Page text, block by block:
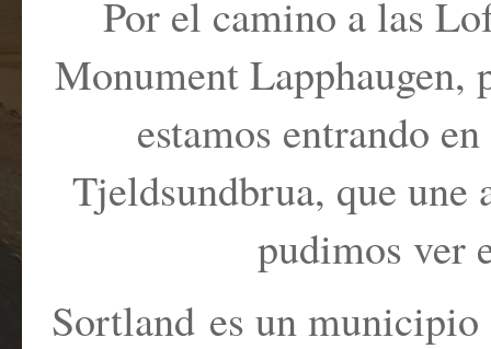
Por el camino a las
Monument Lapphaugen,
estamos entrando
Tjeldsundbrua, que une
pudimos ver
Sortland es un